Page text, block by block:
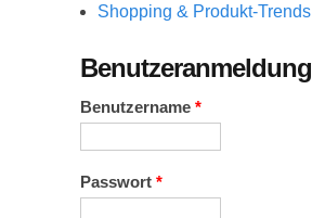
Shopping & Produkt-Trends
Benutzeranmeldung
Benutzername *
Passwort *